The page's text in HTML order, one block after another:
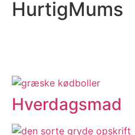
HurtigMums
Hverdagsmad